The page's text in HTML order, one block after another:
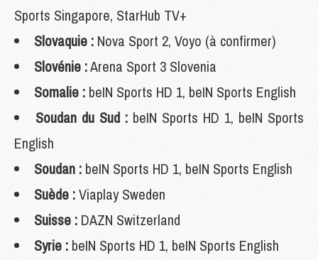
Sports Singapore, StarHub TV+
Slovaquie : Nova Sport 2, Voyo (à confirmer)
Slovénie :Arena Sport 3 Slovenia
Somalie : beIN Sports HD 1, beIN Sports English
Soudan du Sud : beIN Sports HD 1, beIN Sports
English
Soudan : beIN Sports HD 1, beIN Sports English
Suède :Viaplay Sweden
Suisse : DAZN Switzerland
Syrie : beIN Sports HD 1, beIN Sports English